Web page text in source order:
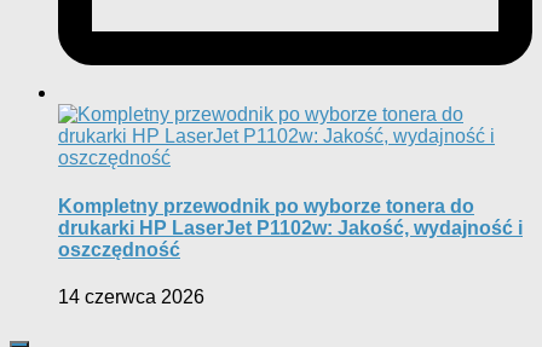
Kompletny przewodnik po wyborze tonera do
drukarki HP LaserJet P1102w: Jakość, wydajność i
oszczędność
14 czerwca 2026